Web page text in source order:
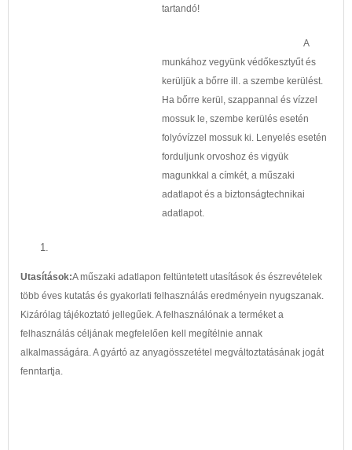
tartandó!
A
munkához vegyünk védőkesztyűt és
kerüljük a bőrre ill. a szembe kerülést.
Ha bőrre kerül, szappannal és vízzel
mossuk le, szembe kerülés esetén
folyóvízzel mossuk ki. Lenyelés esetén
forduljunk orvoshoz és vigyük
magunkkal a címkét, a műszaki
adatlapot és a biztonságtechnikai
adatlapot.
Utasítások:A műszaki adatlapon feltüntetett utasítások és észrevételek
több éves kutatás és gyakorlati felhasználás eredményein nyugszanak.
Kizárólag tájékoztató jellegűek. A felhasználónak a terméket a
felhasználás céljának megfelelően kell megítélnie annak
alkalmasságára. A gyártó az anyagösszetétel megváltoztatásának jogát
fenntartja.